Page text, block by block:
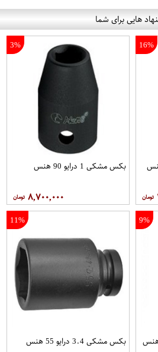
هایی برای شما
16%
3%
بکس مشکی 1 درایو 90 هنس
۸,۷۰۰,۰۰۰
9%
11%
بکس مشکی 3.4 درایو 55 هنس